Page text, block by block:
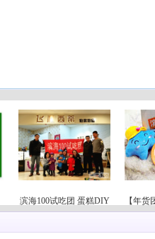
滨海100试吃团 蛋糕DIY 【年